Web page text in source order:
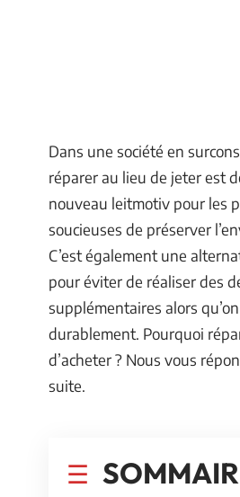
Dans une société en
réparer au lieu de jeter est
nouveau leitmotiv pour les
soucieuses de préserver
C’est également une
pour éviter de réaliser des
supplémentaires alors
durablement. Pourquoi
d’acheter ? Nous vous
suite.